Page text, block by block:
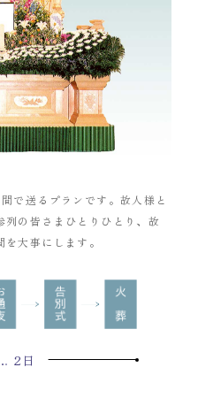
で送るプランです。故人様と
の皆さまひとりひとり、故
大事にします。
2日